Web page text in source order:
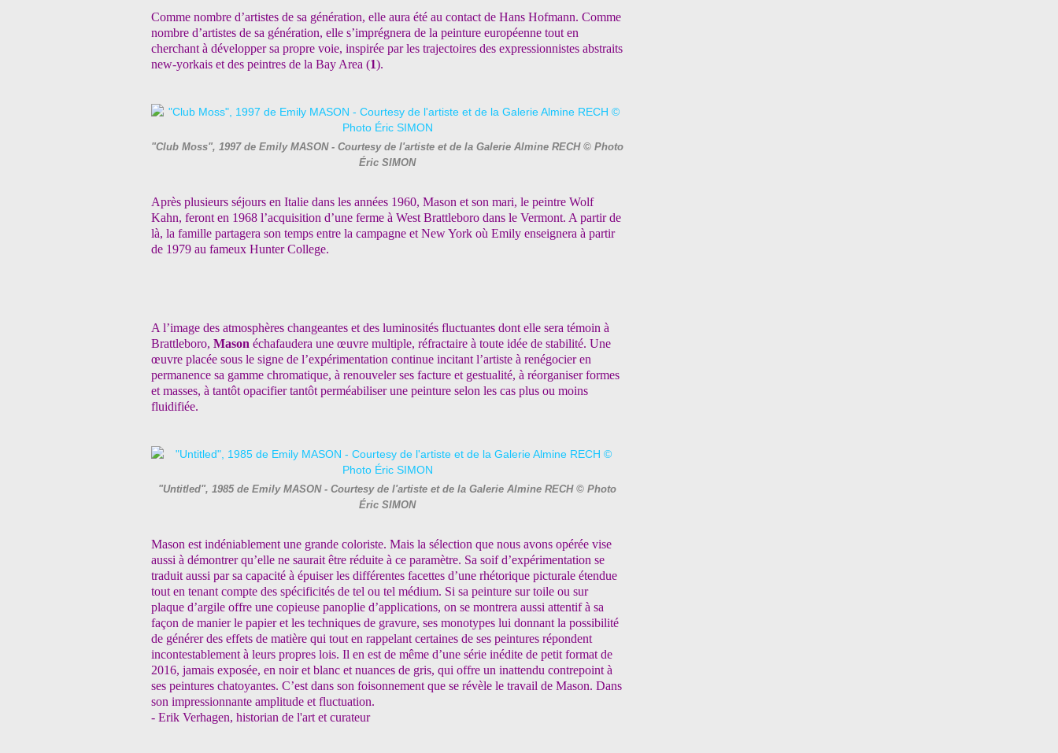
Comme nombre d’artistes de sa génération, elle aura été au contact de Hans Hofmann. Comme
nombre d’artistes de sa génération, elle s’imprégnera de la peinture européenne tout en
cherchant à développer sa propre voie, inspirée par les trajectoires des expressionnistes abstraits
new-yorkais et des peintres de la Bay Area (1).
"Club Moss", 1997 de Emily MASON - Courtesy de l'artiste et de la Galerie Almine RECH © Photo
Éric SIMON
Après plusieurs séjours en Italie dans les années 1960, Mason et son mari, le peintre Wolf
Kahn, feront en 1968 l’acquisition d’une ferme à West Brattleboro dans le Vermont. A partir de
là, la famille partagera son temps entre la campagne et New York où Emily enseignera à partir
de 1979 au fameux Hunter College.
A l’image des atmosphères changeantes et des luminosités fluctuantes dont elle sera témoin à
Brattleboro, Mason échafaudera une œuvre multiple, réfractaire à toute idée de stabilité. Une
œuvre placée sous le signe de l’expérimentation continue incitant l’artiste à renégocier en
permanence sa gamme chromatique, à renouveler ses facture et gestualité, à réorganiser formes
et masses, à tantôt opacifier tantôt perméabiliser une peinture selon les cas plus ou moins
fluidifiée.
"Untitled", 1985 de Emily MASON - Courtesy de l'artiste et de la Galerie Almine RECH © Photo
Éric SIMON
Mason est indéniablement une grande coloriste. Mais la sélection que nous avons opérée vise
aussi à démontrer qu’elle ne saurait être réduite à ce paramètre. Sa soif d’expérimentation se
traduit aussi par sa capacité à épuiser les différentes facettes d’une rhétorique picturale étendue
tout en tenant compte des spécificités de tel ou tel médium. Si sa peinture sur toile ou sur
plaque d’argile offre une copieuse panoplie d’applications, on se montrera aussi attentif à sa
façon de manier le papier et les techniques de gravure, ses monotypes lui donnant la possibilité
de générer des effets de matière qui tout en rappelant certaines de ses peintures répondent
incontestablement à leurs propres lois. Il en est de même d’une série inédite de petit format de
2016, jamais exposée, en noir et blanc et nuances de gris, qui offre un inattendu contrepoint à
ses peintures chatoyantes. C’est dans son foisonnement que se révèle le travail de Mason. Dans
son impressionnante amplitude et fluctuation.
- Erik Verhagen, historian de l'art et curateur